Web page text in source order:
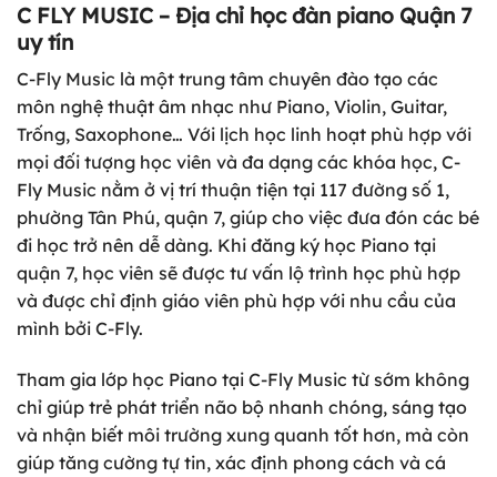
C FLY MUSIC – Địa chỉ học đàn piano Quận 7
uy tín
C-Fly Music là một trung tâm chuyên đào tạo các
môn nghệ thuật âm nhạc như Piano, Violin, Guitar,
Trống, Saxophone… Với lịch học linh hoạt phù hợp với
mọi đối tượng học viên và đa dạng các khóa học, C-
Fly Music nằm ở vị trí thuận tiện tại 117 đường số 1,
phường Tân Phú, quận 7, giúp cho việc đưa đón các bé
đi học trở nên dễ dàng. Khi đăng ký học Piano tại
quận 7, học viên sẽ được tư vấn lộ trình học phù hợp
và được chỉ định giáo viên phù hợp với nhu cầu của
mình bởi C-Fly.
Tham gia lớp học Piano tại C-Fly Music từ sớm không
chỉ giúp trẻ phát triển não bộ nhanh chóng, sáng tạo
và nhận biết môi trường xung quanh tốt hơn, mà còn
giúp tăng cường tự tin, xác định phong cách và cá